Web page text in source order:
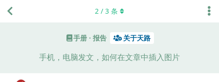
手册 · 报告 关于天路
手机，电脑发文，如何在文章中插入图片
2 / 3 条